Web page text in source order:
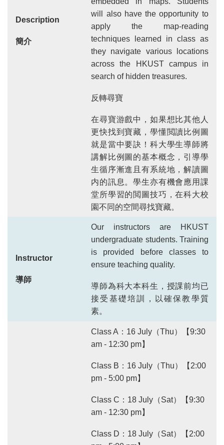
Description
簡介
embedded in maps. Students
will also have the opportunity to
apply the map-reading
techniques learned in class as
they navigate various locations
across the HKUST campus in
search of hidden treasures.
反轉尋寶
在尋寶游戲中，如果想比其他人
更快找到寶藏，學懂閲讀比例圖
就是當中要訣！科大學生導師將
講解比例圖的基本概念，引導學
生循序漸進且有系統地，解讀圖
内的訊息。學生亦有機會應用課
堂所學習的閲圖技巧，在科大校
園不同的空間尋找寶藏。
Instructor
導師
Our instructors are HKUST
undergraduate students. Training
is provided before classes to
ensure teaching quality.
導師為科大本科生，授課前均已
接受基礎培訓，以確保教學質
素。
Class A：16 July（Thu）【9:30
am - 12:30 pm】
Class B：16 July（Thu）【2:00
pm - 5:00 pm】
Class C：18 July（Sat）【9:30
am - 12:30 pm】
Class D：18 July（Sat）【2:00